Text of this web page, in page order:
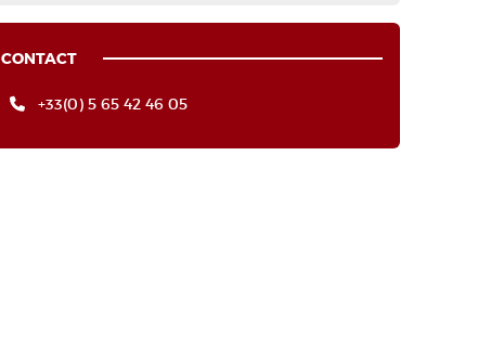
CONTACT
+33(0) 5 65 42 46 05